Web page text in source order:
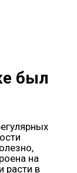
был
на
расти в